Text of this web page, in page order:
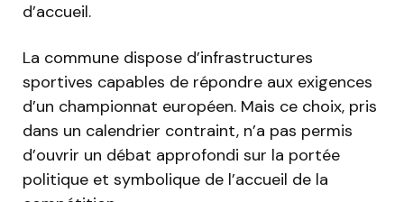
d’accueil.
La commune dispose d’infrastructures
sportives capables de répondre aux exigences
d’un championnat européen. Mais ce choix, pris
dans un calendrier contraint, n’a pas permis
d’ouvrir un débat approfondi sur la portée
politique et symbolique de l’accueil de la